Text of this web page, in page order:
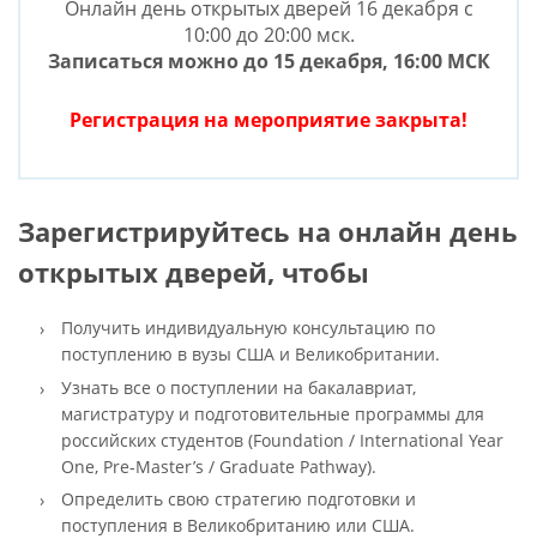
Онлайн день открытых дверей 16 декабря с
10:00 до 20:00 мск.
Записаться можно до 15 декабря, 16:00 МСК
Регистрация на мероприятие закрыта!
Зарегистрируйтесь на онлайн день
открытых дверей, чтобы
Получить индивидуальную консультацию по
поступлению в вузы США и Великобритании.
Узнать все о поступлении на бакалавриат,
магистратуру и подготовительные программы для
российских студентов (Foundation / International Year
One, Pre-Master’s / Graduate Pathway).
Определить свою стратегию подготовки и
поступления в Великобританию или США.